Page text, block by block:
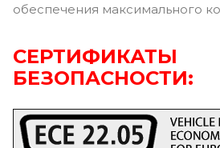
обеспечения максимального
СЕРТИФИКАТЫ
БЕЗОПАСНОСТИ: